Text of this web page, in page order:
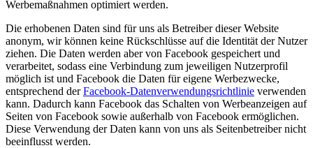
Werbemaßnahmen optimiert werden.
Die erhobenen Daten sind für uns als Betreiber dieser Website
anonym, wir können keine Rückschlüsse auf die Identität der Nutzer
ziehen. Die Daten werden aber von Facebook gespeichert und
verarbeitet, sodass eine Verbindung zum jeweiligen Nutzerprofil
möglich ist und Facebook die Daten für eigene Werbezwecke,
entsprechend derFacebook-Datenverwendungsrichtlinie verwenden
kann. Dadurch kann Facebook das Schalten von Werbeanzeigen auf
Seiten von Facebook sowie außerhalb von Facebook ermöglichen.
Diese Verwendung der Daten kann von uns als Seitenbetreiber nicht
beeinflusst werden.